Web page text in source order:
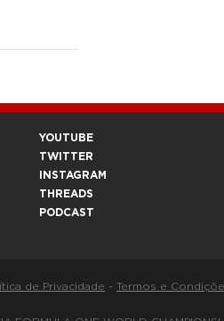
YOUTUBE
TWITTER
INSTAGRAM
THREADS
PODCAST
de Privacidade - Termos e